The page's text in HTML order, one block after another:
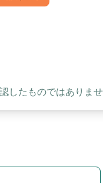
したものではありま